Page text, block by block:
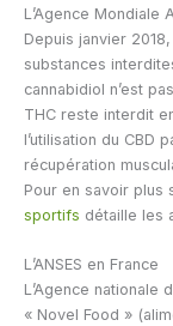
L’Agence Mondiale
Depuis janvier
substances
cannabidiol n’est
THC reste interdit
l’utilisation du CBD
récupération
Pour en savoir plus
sportifs détaille les
L’ANSES en France
L’Agence nationale
« Novel Food »